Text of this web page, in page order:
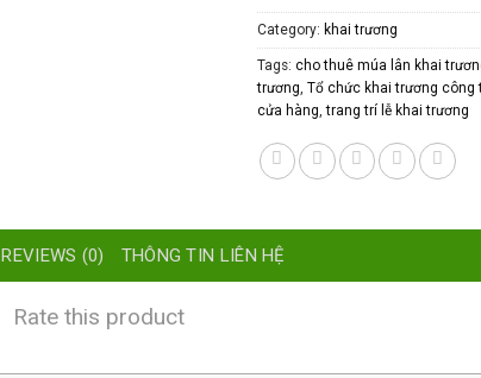
Category: khai trương
Tags:cho thuê múa lân khai
trương,Tổ chức khai trương công
cửa hàng,trang trí lễ khai trương
REVIEWS (0) THÔNG TIN LIÊN HỆ
Rate this product